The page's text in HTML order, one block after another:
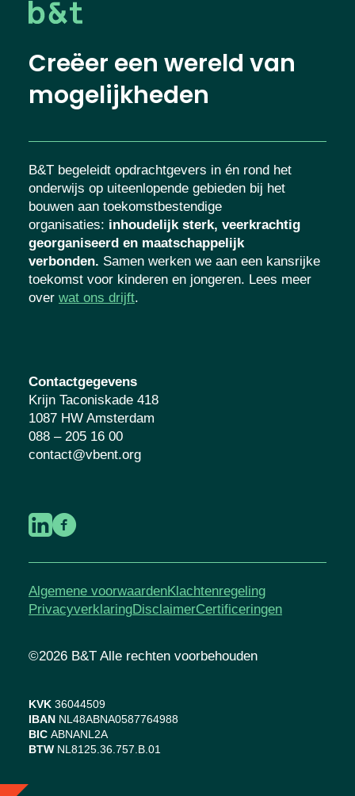
Creëer een wereld van
mogelijkheden
B&T begeleidt opdrachtgevers in én rond het
onderwijs op uiteenlopende gebieden bij het
bouwen aan toekomstbestendige
organisaties: inhoudelijk sterk, veerkrachtig
georganiseerd en maatschappelijk
verbonden. Samen werken we aan een kansrijke
toekomst voor kinderen en jongeren. Lees meer
over wat ons drijft.
Contactgegevens
Krijn Taconiskade 418
1087 HW Amsterdam
088 – 205 16 00
contact@vbent.org
Algemene voorwaardenKlachtenregeling
PrivacyverklaringDisclaimerCertificeringen
©2026 B&T Alle rechten voorbehouden
KVK 36044509
IBAN NL48ABNA0587764988
BIC ABNANL2A
BTW NL8125.36.757.B.01